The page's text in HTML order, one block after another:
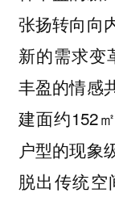
张扬转向向
新的需求变
丰盈的情感
建面约152
户型的现象
脱出传统